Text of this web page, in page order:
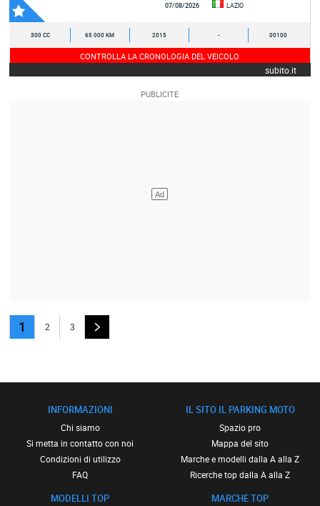
07/08/2026 LAZIO
300 CC 65 000 KM 2015 - 00100
CONTROLLA LA CRONOLOGIA DEL VEICOLO
subito.it
1 2 3
INFORMAZIONI
Chi siamo
Si metta in contatto con noi
Condizioni di utilizzo
FAQ
MODELLI TOP
IL SITO IL PARKING MOTO
Spazio pro
Mappa del sito
Marche e modelli dalla A alla Z
Ricerche top dalla A alla Z
MARCHE TOP